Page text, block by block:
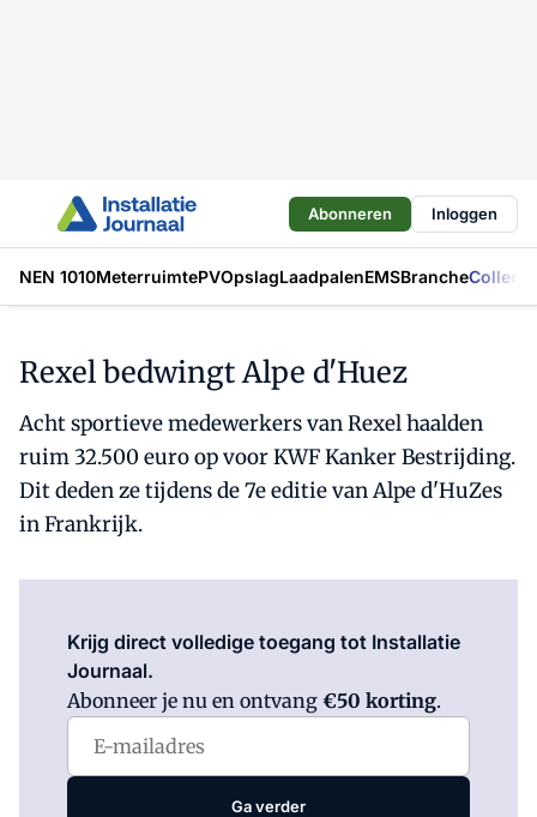
Abonneren Inloggen
NEN 1010MeterruimtePVOpslagLaadpalenEMSBranche
Rexel bedwingt Alpe d'Huez
Acht sportieve medewerkers van Rexel haalden
ruim 32.500 euro op voor KWF Kanker Bestrijding.
Dit deden ze tijdens de 7e editie van Alpe d'HuZes
in Frankrijk.
Krijg direct volledige toegang tot Installatie
Journaal.
Abonneer je nu en ontvang €50 korting.
Ga verder